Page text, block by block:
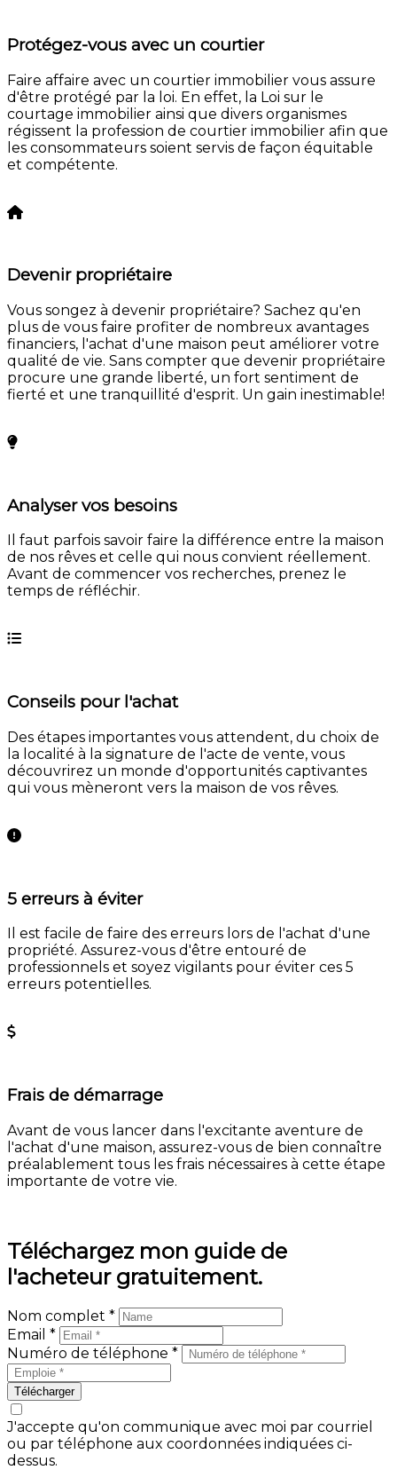
Protégez-vous avec un courtier
Faire affaire avec un courtier immobilier vous assure
d'être protégé par la loi. En effet, la Loi sur le
courtage immobilier ainsi que divers organismes
régissent la profession de courtier immobilier afin que
les consommateurs soient servis de façon équitable
et compétente.
Devenir propriétaire
Vous songez à devenir propriétaire? Sachez qu'en
plus de vous faire profiter de nombreux avantages
financiers, l'achat d'une maison peut améliorer votre
qualité de vie. Sans compter que devenir propriétaire
procure une grande liberté, un fort sentiment de
fierté et une tranquillité d'esprit. Un gain inestimable!
Analyser vos besoins
Il faut parfois savoir faire la différence entre la maison
de nos rêves et celle qui nous convient réellement.
Avant de commencer vos recherches, prenez le
temps de réfléchir.
Conseils pour l'achat
Des étapes importantes vous attendent, du choix de
la localité à la signature de l'acte de vente, vous
découvrirez un monde d'opportunités captivantes
qui vous mèneront vers la maison de vos rêves.
5 erreurs à éviter
Il est facile de faire des erreurs lors de l'achat d'une
propriété. Assurez-vous d'être entouré de
professionnels et soyez vigilants pour éviter ces 5
erreurs potentielles.
Frais de démarrage
Avant de vous lancer dans l'excitante aventure de
l'achat d'une maison, assurez-vous de bien connaître
préalablement tous les frais nécessaires à cette étape
importante de votre vie.
Téléchargez mon guide de
l'acheteur gratuitement.
Nom complet *
Email *
Numéro de téléphone *
Télécharger
J'accepte qu'on communique avec moi par courriel
ou par téléphone aux coordonnées indiquées ci-
dessus.